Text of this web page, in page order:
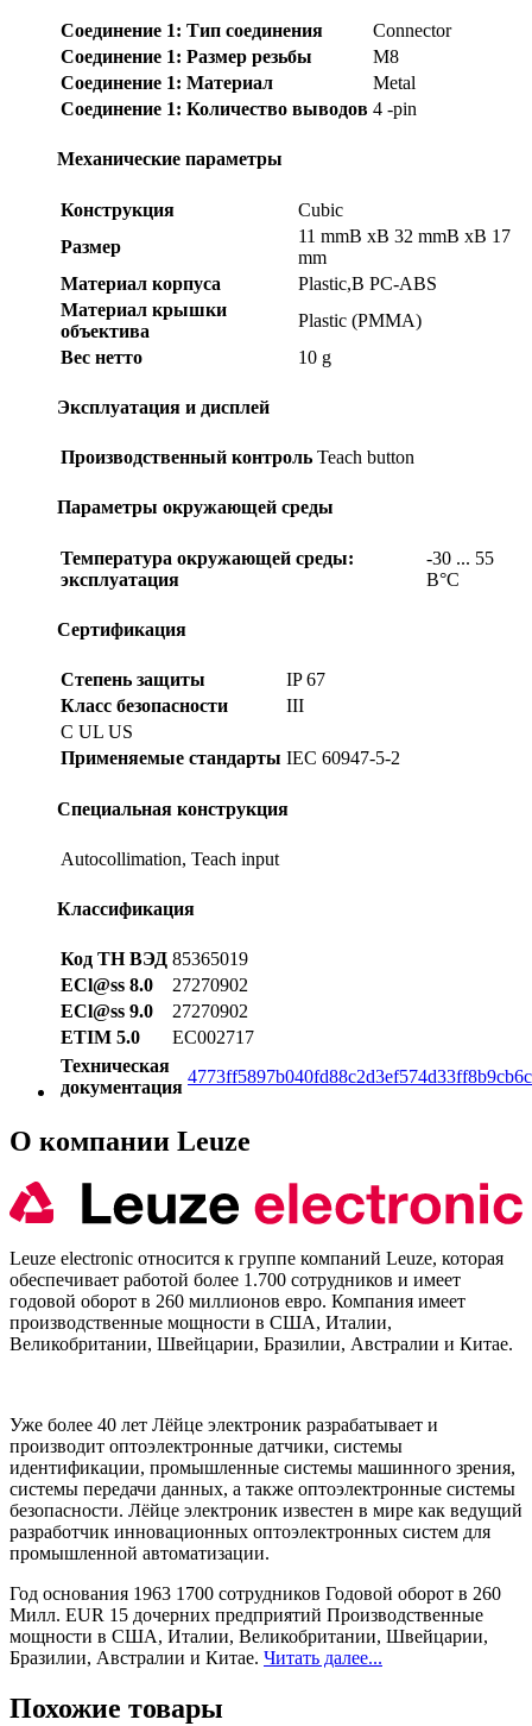
Соединение 1: Тип соединения
Connector
Соединение 1: Размер резьбы
M8
Соединение 1: Материал
Metal
Соединение 1: Количество выводов 4 -pin
Механические параметры
Конструкция
Cubic
Размер
11 mmВ xВ 32 mmВ xВ 17
mm
Материал корпуса
Plastic,В PC-ABS
Материал крышки
объектива
Plastic (PMMA)
Вес нетто
10 g
Эксплуатация и дисплей
Производственный контроль Teach button
Параметры окружающей среды
Температура окружающей среды:
эксплуатация
-30 ... 55
В°C
Сертификация
Степень защиты
IP 67
Класс безопасности
III
C UL US
Применяемые стандарты IEC 60947-5-2
Специальная конструкция
Autocollimation, Teach input
Классификация
Код ТН ВЭД 85365019
ECl@ss 8.0
27270902
ECl@ss 9.0
27270902
ETIM 5.0
EC002717
Техническая
документация
О компании Leuze
Leuze electronic относится к группе компаний Leuze, которая
обеспечивает работой более 1.700 сотрудников и имеет
годовой оборот в 260 миллионов евро. Компания имеет
производственные мощности в США, Италии,
Великобритании, Швейцарии, Бразилии, Австралии и Китае.
Уже более 40 лет Лёйце электроник разрабатывает и
производит оптоэлектронные датчики, системы
идентификации, промышленные системы машинного зрения,
системы передачи данных, а также оптоэлектронные системы
безопасности. Лёйце электроник известен в мире как ведущий
разработчик инновационных оптоэлектронных систем для
промышленной автоматизации.
Год основания 1963 1700 сотрудников Годовой оборот в 260
Милл. EUR 15 дочерних предприятий Производственные
мощности в США, Италии, Великобритании, Швейцарии,
Бразилии, Австралии и Китае. Читать далее...
Похожие товары